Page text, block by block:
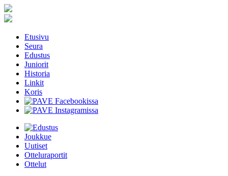
Etusivu
Seura
Edustus
Juniorit
Historia
Linkit
Koris
Joukkue
Uutiset
Otteluraportit
Ottelut